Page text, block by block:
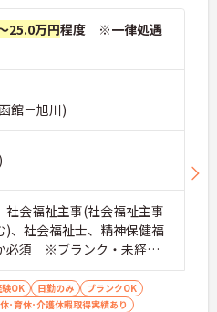
25.0万円程度 ※一律処遇
館－旭川)
会福祉主事(社会福祉主事
)、社会福祉士、精神保健福
必須 ※ブランク・未経験O
転免許必須（ＡＴ限定可）
OK 日勤のみ
ブランクOK
･育休･介護休暇取得実績あり